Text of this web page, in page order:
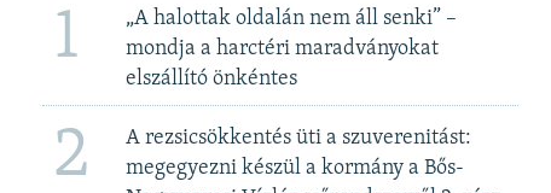
1
„A halottak oldalán nem áll senki” –
mondja a harctéri maradványokat
elszállító önkéntes
2
A rezsicsökkentés üti a szuverenitást:
megegyezni készül a kormány a Bős-